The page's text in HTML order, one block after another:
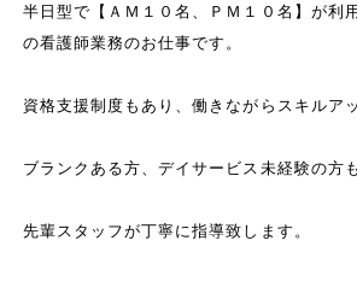
半日型で【ＡＭ１０名、ＰＭ１０名】が利
の看護師業務のお仕事です。
資格支援制度もあり、働きながらスキルア
ブランクある方、デイサービス未経験の方
先輩スタッフが丁寧に指導致します。